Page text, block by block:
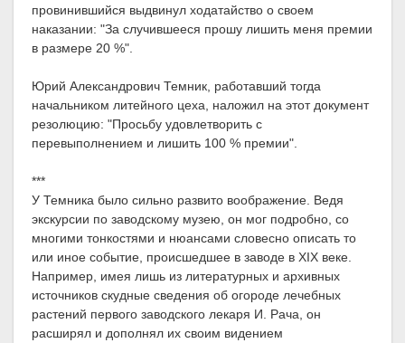
провинившийся выдвинул ходатайство о своем
наказании: "За случившееся прошу лишить меня премии
в размере 20 %".
Юрий Александрович Темник, работавший тогда
начальником литейного цеха, наложил на этот документ
резолюцию: "Просьбу удовлетворить с
перевыполнением и лишить 100 % премии".
***
У Темника было сильно развито воображение. Ведя
экскурсии по заводскому музею, он мог подробно, со
многими тонкостями и нюансами словесно описать то
или иное событие, происшедшее в заводе в XIX веке.
Например, имея лишь из литературных и архивных
источников скудные сведения об огороде лечебных
растений первого заводского лекаря И. Рача, он
расширял и дополнял их своим видением